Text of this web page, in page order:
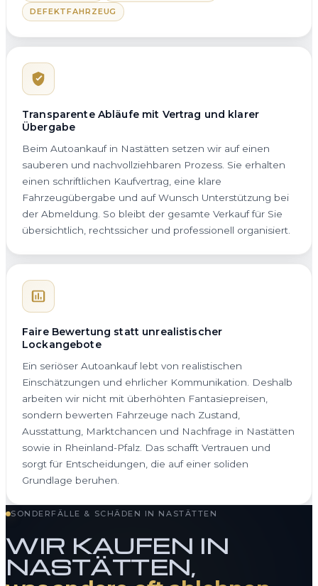
DEFEKTFAHRZEUG
Transparente Abläufe mit Vertrag und klarer
Übergabe
Beim Autoankauf in Nastätten setzen wir auf einen
sauberen und nachvollziehbaren Prozess. Sie erhalten
einen schriftlichen Kaufvertrag, eine klare
Fahrzeugübergabe und auf Wunsch Unterstützung bei
der Abmeldung. So bleibt der gesamte Verkauf für Sie
übersichtlich, rechtssicher und professionell organisiert.
Faire Bewertung statt unrealistischer
Lockangebote
Ein seriöser Autoankauf lebt von realistischen
Einschätzungen und ehrlicher Kommunikation. Deshalb
arbeiten wir nicht mit überhöhten Fantasiepreisen,
sondern bewerten Fahrzeuge nach Zustand,
Ausstattung, Marktchancen und Nachfrage in Nastätten
sowie in Rheinland-Pfalz. Das schafft Vertrauen und
sorgt für Entscheidungen, die auf einer soliden
Grundlage beruhen.
SONDERFÄLLE & SCHÄDEN IN NASTÄTTEN
WIR KAUFEN IN
NASTÄTTEN,